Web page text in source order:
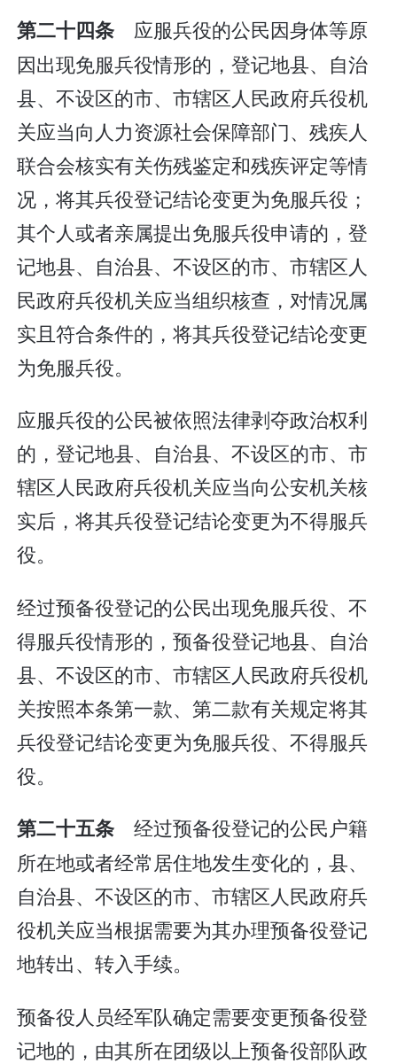
第二十四条 应服兵役的公民因身体等原
因出现免服兵役情形的，登记地县、自治
县、不设区的市、市辖区人民政府兵役机
关应当向人力资源社会保障部门、残疾人
联合会核实有关伤残鉴定和残疾评定等情
况，将其兵役登记结论变更为免服兵役；
其个人或者亲属提出免服兵役申请的，登
记地县、自治县、不设区的市、市辖区人
民政府兵役机关应当组织核查，对情况属
实且符合条件的，将其兵役登记结论变更
为免服兵役。
应服兵役的公民被依照法律剥夺政治权利
的，登记地县、自治县、不设区的市、市
辖区人民政府兵役机关应当向公安机关核
实后，将其兵役登记结论变更为不得服兵
役。
经过预备役登记的公民出现免服兵役、不
得服兵役情形的，预备役登记地县、自治
县、不设区的市、市辖区人民政府兵役机
关按照本条第一款、第二款有关规定将其
兵役登记结论变更为免服兵役、不得服兵
役。
第二十五条经过预备役登记的公民户籍
所在地或者经常居住地发生变化的，县、
自治县、不设区的市、市辖区人民政府兵
役机关应当根据需要为其办理预备役登记
地转出、转入手续。
预备役人员经军队确定需要变更预备役登
记地的，由其所在团级以上预备役部队政